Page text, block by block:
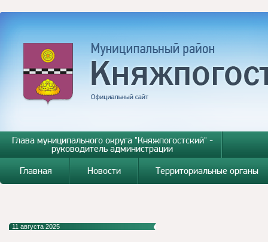
Глава муниципального округа "Княжпогостский" -
руководитель администрации
Главная
Новости Территориальные органы
11 августа 2025